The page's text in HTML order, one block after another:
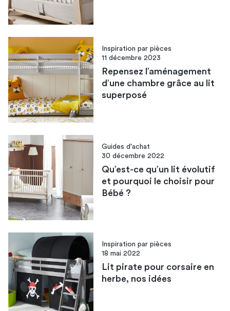
Inspiration par pièces
11 décembre 2023
Repensez l’aménagement
d’une chambre grâce au lit
superposé
Guides d'achat
30 décembre 2022
Qu’est-ce qu’un lit évolutif
et pourquoi le choisir pour
Bébé ?
Inspiration par pièces
18 mai 2022
Lit pirate pour corsaire en
herbe, nos idées